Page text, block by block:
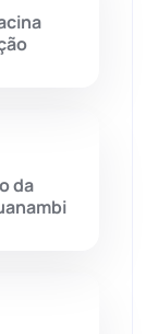
(50)
da